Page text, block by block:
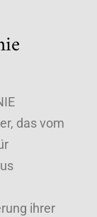
das vom
ihrer